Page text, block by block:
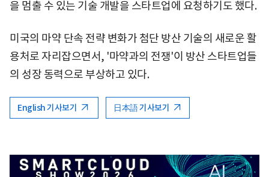
을 멈출 수 있는 기술 개발을 스타트업에 요청하기도 했다.
미국의 마약 단속 전략 변화가 첨단 방산 기술의 새로운 활
용처로 자리잡으면서, '마약과의 전쟁'이 방산 스타트업들
의 성장 동력으로 부상하고 있다.
English 기사보기 日本語 기사보기